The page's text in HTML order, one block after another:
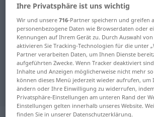
Deutsch-Chinesisch Wörterbuch
Deutsch-Chinesisch
für "mörderisch"
"mörderisch" Chinesisch
Übersetzung
Ihre Privatsphäre ist uns wichtig
Wir und unsere716-Partner speichern und greifen
personenbezogene Daten wie Browserdaten oder
Kennungen auf Ihrem Gerät zu. Durch Auswahl
aktivieren Sie Tracking-Technologien für die unter
Partner verarbeiten Daten, um Ihnen Dienste
aufgeführten Zwecke. Wenn Tracker deaktiviert
Inhalte und Anzeigen möglicherweise nicht mehr
können dieses Menü jederzeit wieder aufrufen, um
ändern oder Ihre Einwilligung zu widerrufen,
Privatsphäre-Einstellungen am unteren Rand der
Einstellungen gelten innerhalb unseres Website.
finden Sie in unserer Datenschutzerklärung.